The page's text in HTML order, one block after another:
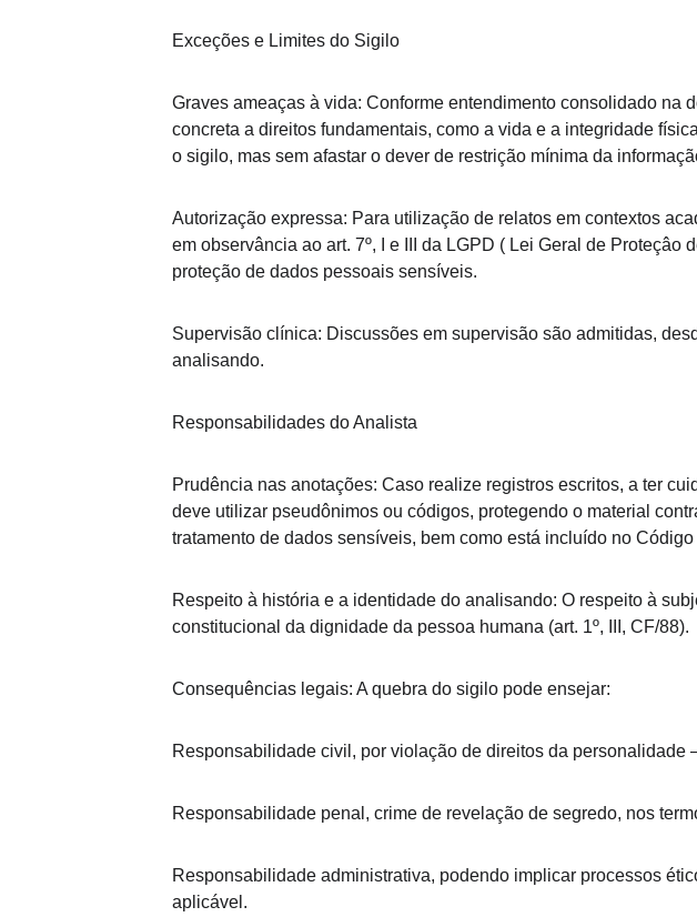
Exceções e Limites do Sigilo
Graves ameaças à vida: Conforme entendimento consolidado
concreta a direitos fundamentais, como a vida e a integridade
o sigilo, mas sem afastar o dever de restrição mínima da
Autorização expressa: Para utilização de relatos em contextos
em observância ao art. 7º, I e III da LGPD ( Lei Geral de
proteção de dados pessoais sensíveis.
Supervisão clínica: Discussões em supervisão são admitidas,
analisando.
Responsabilidades do Analista
Prudência nas anotações: Caso realize registros escritos, a ter
deve utilizar pseudônimos ou códigos, protegendo o material
tratamento de dados sensíveis, bem como está incluído no
Respeito à história e a identidade do analisando: O respeito à
constitucional da dignidade da pessoa humana (art. 1º, III, CF/88).
Consequências legais: A quebra do sigilo pode ensejar:
Responsabilidade civil, por violação de direitos da
Responsabilidade penal, crime de revelação de segredo, nos
Responsabilidade administrativa, podendo implicar processos
aplicável.